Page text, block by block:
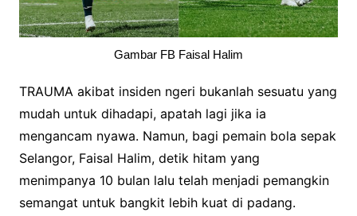
Gambar FB Faisal Halim
TRAUMA akibat insiden ngeri bukanlah sesuatu yang
mudah untuk dihadapi, apatah lagi jika ia
mengancam nyawa. Namun, bagi pemain bola sepak
Selangor, Faisal Halim, detik hitam yang
menimpanya 10 bulan lalu telah menjadi pemangkin
semangat untuk bangkit lebih kuat di padang.